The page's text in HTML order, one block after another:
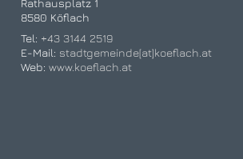
8580 Köflach
Tel: +43 3144 2519
E-Mail: stadtgemeinde[at]koeflach.at
Web:www.koeflach.at